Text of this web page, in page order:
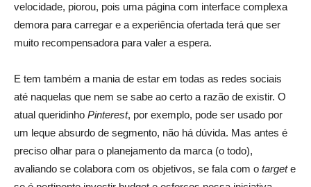
velocidade, piorou, pois uma página com interface complexa
demora para carregar e a experiência ofertada terá que ser
muito recompensadora para valer a espera.
E tem também a mania de estar em todas as redes sociais
até naquelas que nem se sabe ao certo a razão de existir. O
atual queridinho Pinterest, por exemplo, pode ser usado por
um leque absurdo de segmento, não há dúvida. Mas antes é
preciso olhar para o planejamento da marca (o todo),
avaliando se colabora com os objetivos, se fala com o targete